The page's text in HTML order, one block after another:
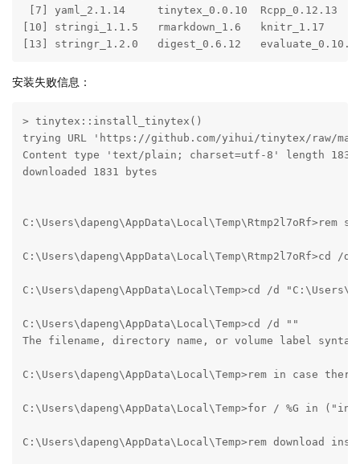
[7] yaml_2.1.14     tinytex_0.0.10  Rcpp_0.12.13
[10] stringi_1.1.5   rmarkdown_1.6   knitr_1.17
[13] stringr_1.2.0   digest_0.6.12   evaluate_0.10.1
安装失败信息：
> tinytex::install_tinytex()
trying URL 'https://github.com/yihui/tinytex/raw/
Content type 'text/plain; charset=utf-8' length 1831
downloaded 1831 bytes
C:\Users\dapeng\AppData\Local\Temp\Rtmp2l7oRf>cd /
C:\Users\dapeng\AppData\Local\Temp>cd /d
C:\Users\dapeng\AppData\Local\Temp>cd /d ""
The filename, directory name, or volume label
C:\Users\dapeng\AppData\Local\Temp>rem in
C:\Users\dapeng\AppData\Local\Temp>for / %G in
C:\Users\dapeng\AppData\Local\Temp>rem